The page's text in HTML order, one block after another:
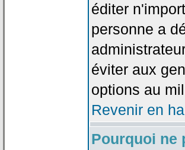
éditer
personne a
éviter aux
options au
Revenir en
Pourquoi ne